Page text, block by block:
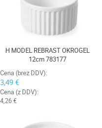
H MODEL REBRAST OKROGEL
12cm 783177
Cena (brez DDV):
3,49 €
Cena (z DDV):
4,26 €